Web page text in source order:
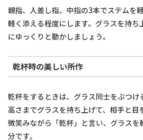
親指、人差し指、中指の3本でステムを
軽く添える程度にします。グラスを持ち
にゆっくりと動かしましょう。
乾杯時の美しい所作
乾杯をするときは、グラス同士をぶつけ
高さまでグラスを持ち上げて、相手と目
微笑みながら「乾杯」と言い、グラスを
分です。